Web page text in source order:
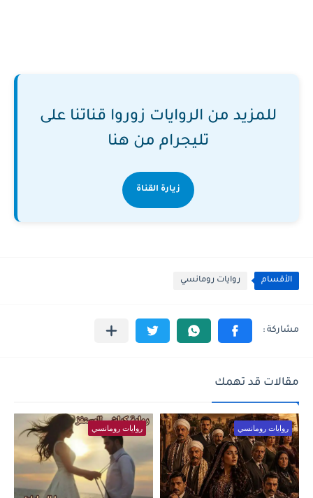
للمزيد من الروايات زوروا قناتنا على
تليجرام من هنا
زيارة القناة
الأقسام روايات رومانسي
مقالات قد تهمك
روايات رومانسي روايات رومانسي